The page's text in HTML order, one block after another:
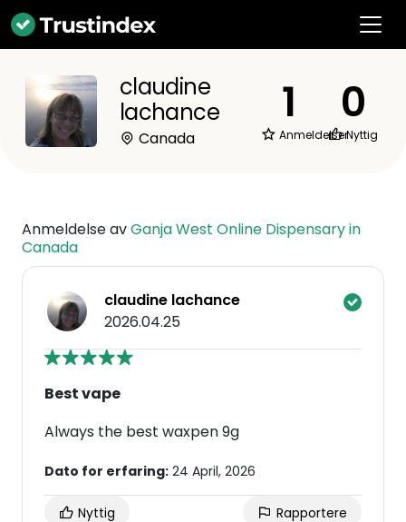
claudine
lachance
Canada
1
Anmeldelser
0
Nyttig
Anmeldelse avGanja West Online Dispensary in
Canada
claudine lachance
2026.04.25
Best vape
Always the best waxpen 9g
Dato for erfaring: 24 April, 2026
Nyttig Rapportere